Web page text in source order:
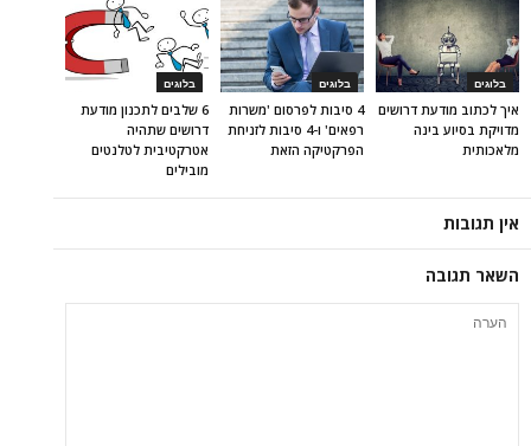
בלוגים
6 שלבים לתכנון מודעת
דרושים שתהיה
אטרקטיבית לטלנטים
מובילים
בלוגים
4 סיבות לפרסום 'משרות
רפאים' ו-4 סיבות לזניחת
הפרקטיקה הזאת
בלוגים
איך לכתוב מודעת דרושים
מדויקת בסיוע בינה
מלאכותית
אין תגובות
השאר תגובה